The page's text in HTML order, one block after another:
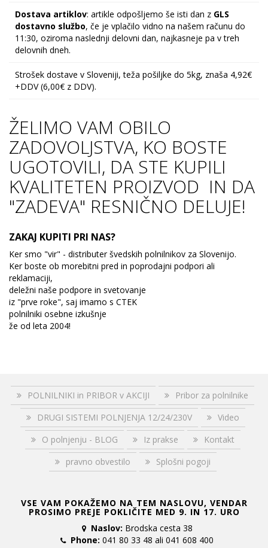
Dostava artiklov: artikle odpošljemo še isti dan z GLS
dostavno službo, če je vplačilo vidno na našem računu do
11:30, oziroma naslednji delovni dan, najkasneje pa v treh
delovnih dneh.
Strošek dostave v Sloveniji, teža pošiljke do 5kg, znaša 4,92€
+DDV (6,00€ z DDV).
ŽELIMO VAM OBILO
ZADOVOLJSTVA, KO BOSTE
UGOTOVILI, DA STE KUPILI
KVALITETEN PROIZVOD IN DA
"ZADEVA" RESNIČNO DELUJE!
ZAKAJ KUPITI PRI NAS?
Ker smo "vir" - distributer švedskih polnilnikov za Slovenijo.
Ker boste ob morebitni pred in poprodajni podpori ali
reklamaciji,
deležni naše podpore in svetovanje
iz "prve roke", saj imamo s CTEK
polnilniki osebne izkušnje
že od leta 2004!
POLNILNIKI in PRIBOR v AKCIJI
Pribor za polnilnike
DRUGI SISTEMI POLNJENJA 12/24/230V
Video
O polnjenju - BLOG
Iz prakse
Kontakt
pravno obvestilo
Splošni pogoji
VSE VAM POKAŽEMO NA TEM NASLOVU, VENDAR
PROSIMO PREJE POKLIČITE MED 9. IN 17. URO
Naslov: Brodska cesta 38
Phone: 041 80 33 48 ali 041 608 400